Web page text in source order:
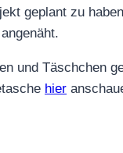
geplant zu
und Täschchen
hier